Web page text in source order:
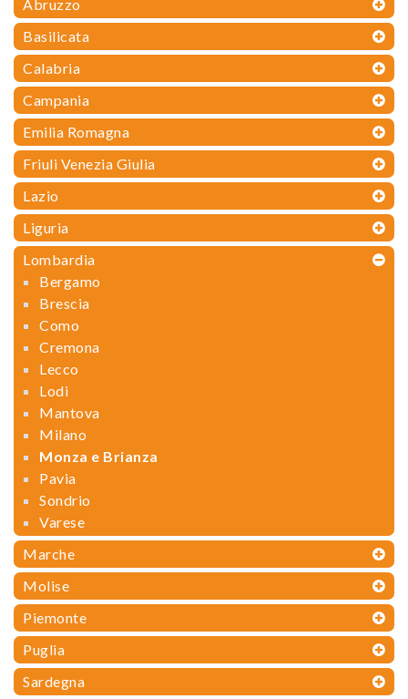
Abruzzo
Basilicata
Calabria
Campania
Emilia Romagna
Friuli Venezia Giulia
Lazio
Liguria
Lombardia
Bergamo
Brescia
Como
Cremona
Lecco
Lodi
Mantova
Milano
Monza e Brianza
Pavia
Sondrio
Varese
Marche
Molise
Piemonte
Puglia
Sardegna